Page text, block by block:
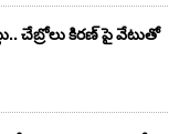
చేబ్రోలు కిరణ్ పై వేటుతో